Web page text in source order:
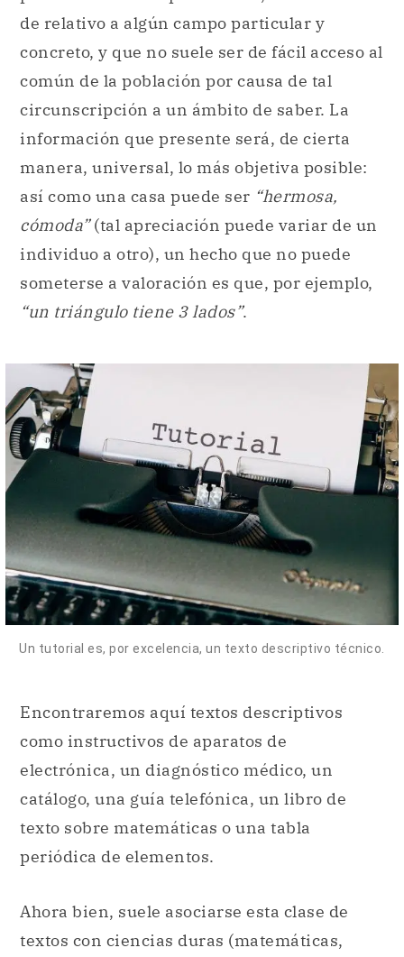
de relativo a algún campo particular y
concreto, y que no suele ser de fácil acceso al
común de la población por causa de tal
circunscripción a un ámbito de saber. La
información que presente será, de cierta
manera, universal, lo más objetiva posible:
así como una casa puede ser “hermosa,
cómoda”(tal apreciación puede variar de un
individuo a otro), un hecho que no puede
someterse a valoración es que, por ejemplo,
“un triángulo tiene 3 lados”.
Un tutorial es, por excelencia, un texto descriptivo técnico.
Encontraremos aquí textos descriptivos
como instructivos de aparatos de
electrónica, un diagnóstico médico, un
catálogo, una guía telefónica, un libro de
texto sobre matemáticas o una tabla
periódica de elementos.
Ahora bien, suele asociarse esta clase de
textos con ciencias duras (matemáticas,